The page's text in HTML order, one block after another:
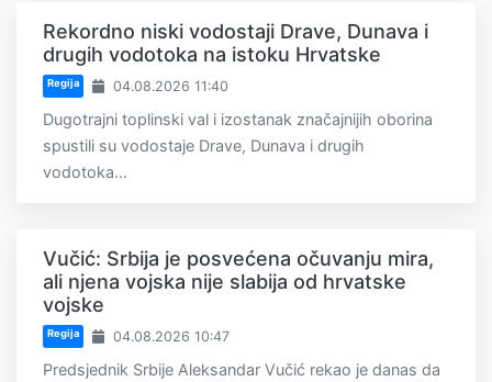
Rekordno niski vodostaji Drave, Dunava i
drugih vodotoka na istoku Hrvatske
Regija 04.08.2026 11:40
Dugotrajni toplinski val i izostanak značajnijih oborina
spustili su vodostaje Drave, Dunava i drugih
vodotoka...
Vučić: Srbija je posvećena očuvanju mira,
ali njena vojska nije slabija od hrvatske
vojske
Regija 04.08.2026 10:47
Predsjednik Srbije Aleksandar Vučić rekao je danas da